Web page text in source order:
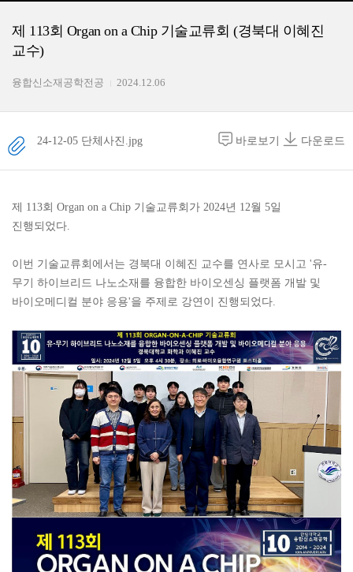
제 113회 Organ on a Chip 기술교류회 (경북대 이혜진
교수)
융합신소재공학전공 2024.12.06
24-12-05 단체사진.jpg 바로보기 다운로드
제 113회 Organ on a Chip 기술교류회가 2024년 12월 5일
진행되었다.
이번 기술교류회에서는 경북대 이혜진 교수를 연사로 모시고 '유-
무기 하이브리드 나노소재를 융합한 바이오센싱 플랫폼 개발 및
바이오메디컬 분야 응용'을 주제로 강연이 진행되었다.